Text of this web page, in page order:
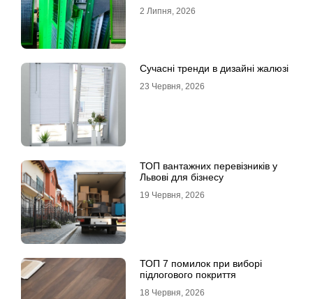
2 Липня, 2026
Сучасні тренди в дизайні жалюзі
23 Червня, 2026
ТОП вантажних перевізників у
Львові для бізнесу
19 Червня, 2026
ТОП 7 помилок при виборі
підлогового покриття
18 Червня, 2026